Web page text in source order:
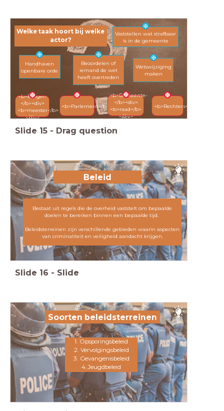
Welke taak hoort bij welke
actor?
Beoordelen of
iemand de wet
heeft overtreden
Handhaven
openbare orde
Vaststellen wat strafbaar
is in de gemeente
<b>Parlement</b> <b>Rechters</b>
<b>Burger-
</b><div>
<b>meester</b>
</div>
<b>Gemeente-
</b><div>
<b>raad</b>
</div>
Wetswijziging
maken
Slide 15 - Drag question
Beleid
Bestaat uit regels die de overheid vaststelt om bepaalde
doelen te bereiken binnen een bepaalde tijd.
Beleidsterreinen zijn verschillende gebieden waarin aspecten
van criminaliteit en veiligheid aandacht krijgen.
Slide 16 - Slide
Soorten beleidsterreinen
1. Opsporingsbeleid
2. Vervolgingsbeleid
3. Gevangenisbeleid
4.Jeugdbeleid